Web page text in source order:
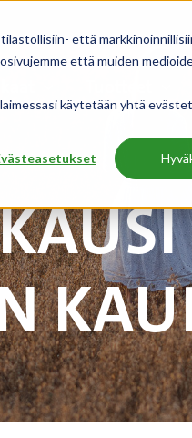
että
että muiden
käytetään yhtä